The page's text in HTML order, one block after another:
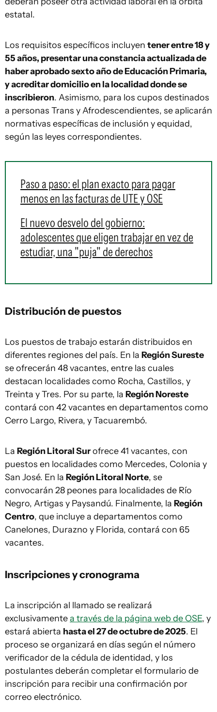
estatal.
Los requisitos específicos incluyen tener entre 18 y
55 años, presentar una constancia actualizada de
haber aprobado sexto año de Educación Primaria,
y acreditar domicilio en la localidad donde se
inscribieron. Asimismo, para los cupos destinados
a personas Trans y Afrodescendientes, se aplicarán
normativas específicas de inclusión y equidad,
según las leyes correspondientes.
Paso a paso: el plan exacto para pagar
menos en las facturas de UTE y OSE
El nuevo desvelo del gobierno:
adolescentes que eligen trabajar en vez de
estudiar, una "puja" de derechos
Distribución de puestos
Los puestos de trabajo estarán distribuidos en
diferentes regiones del país. En la Región Sureste
se ofrecerán 48 vacantes, entre las cuales
destacan localidades como Rocha, Castillos, y
Treinta y Tres. Por su parte, la Región Noreste
contará con 42 vacantes en departamentos como
Cerro Largo, Rivera, y Tacuarembó.
La Región Litoral Surofrece 41 vacantes, con
puestos en localidades como Mercedes, Colonia y
San José. En la Región Litoral Norte, se
convocarán 28 peones para localidades de Río
Negro, Artigas y Paysandú. Finalmente, la Región
Centro, que incluye a departamentos como
Canelones, Durazno y Florida, contará con 65
vacantes.
Inscripciones y cronograma
La inscripción al llamado se realizará
exclusivamentea través de la página web de OSE, y
estará abierta hasta el 27 de octubre de 2025. El
proceso se organizará en días según el número
verificador de la cédula de identidad, y los
postulantes deberán completar el formulario de
inscripción para recibir una confirmación por
correo electrónico.